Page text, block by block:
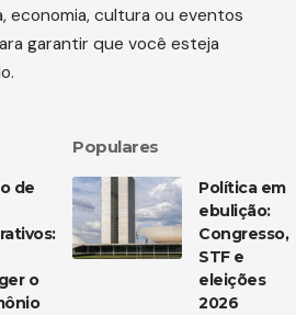
economia, cultura ou eventos
garantir que você esteja
de
o
Populares
Política em
ebulição:
Congresso,
STF e
eleições
2026